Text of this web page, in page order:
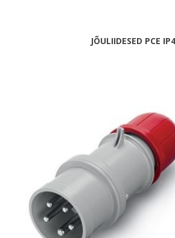
JÕULIIDESED PCE